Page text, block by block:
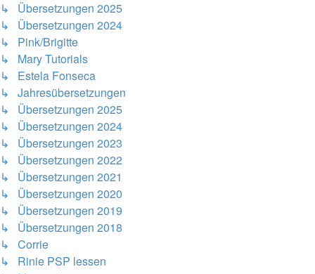
↳ Übersetzungen 2025
↳ Übersetzungen 2024
↳ Pink/Brigitte
↳ Mary Tutorials
↳ Estela Fonseca
↳ Jahresübersetzungen
↳ Übersetzungen 2025
↳ Übersetzungen 2024
↳ Übersetzungen 2023
↳ Übersetzungen 2022
↳ Übersetzungen 2021
↳ Übersetzungen 2020
↳ Übersetzungen 2019
↳ Übersetzungen 2018
↳ Corrie
↳ Rinie PSP lessen